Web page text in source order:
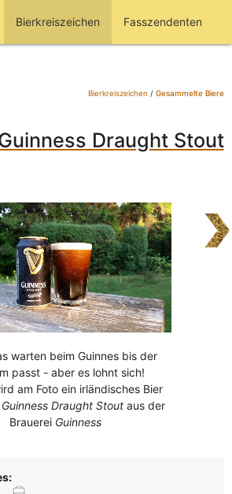
Bierkreiszeichen Fasszendenten
Bierkreiszeichen / Gesammelte Biere
Draught Stout
warten beim Guinnes bis der
passt - aber es lohnt sich!
am Foto ein irländisches Bier
Guinness Draught Stout aus der
Brauerei Guinness